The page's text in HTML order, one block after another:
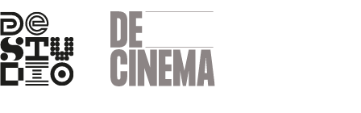
Skip
to
main
navigation